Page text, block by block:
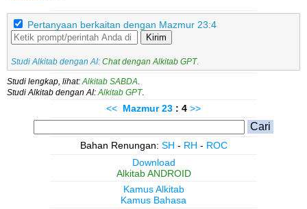
Pertanyaan berkaitan dengan Mazmur 23:4
Kirim
Studi Alkitab dengan AI: Chat dengan Alkitab GPT.
Studi lengkap, lihat: Alkitab SABDA
Studi Alkitab dengan AI: Alkitab GPT.
<< Mazmur 23 : 4 >>
Bahan Renungan: SH - RH - ROC
Download
Alkitab ANDROID
Kamus Alkitab
Kamus Bahasa